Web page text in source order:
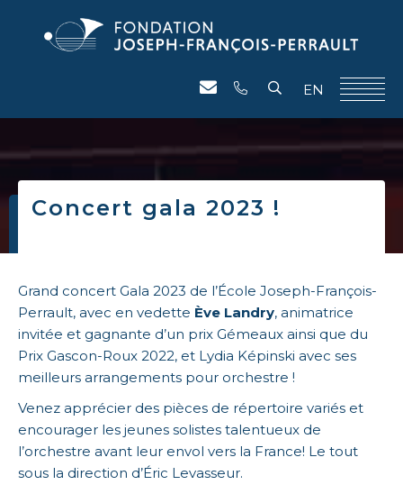
EN
Concert gala 2023 !
Grand concert Gala 2023 de l’École Joseph-François-
Perrault, avec en vedette Ève Landry, animatrice
invitée et gagnante d’un prix Gémeaux ainsi que du
Prix Gascon-Roux 2022, et Lydia Képinski avec ses
meilleurs arrangements pour orchestre !
Venez apprécier des pièces de répertoire variés et
encourager les jeunes solistes talentueux de
l’orchestre avant leur envol vers la France! Le tout
sous la direction d’Éric Levasseur.